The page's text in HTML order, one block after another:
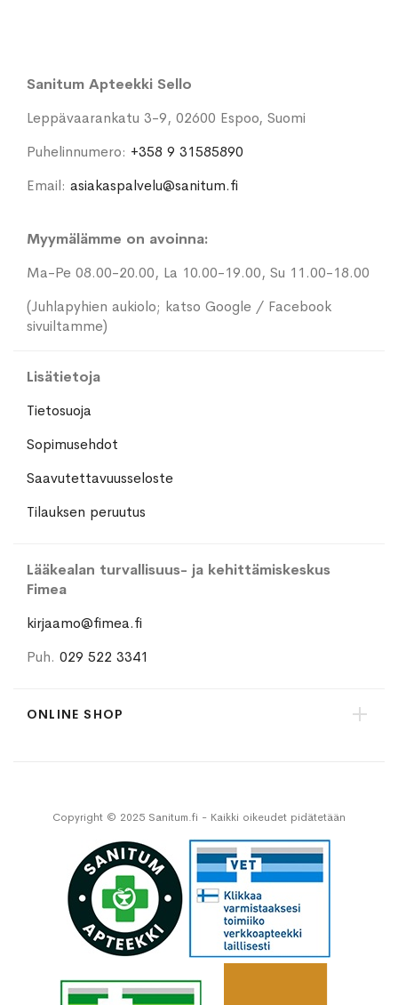
Sanitum Apteekki Sello
Leppävaarankatu 3-9, 02600 Espoo, Suomi
Puhelinnumero: +358 9 31585890
Email: asiakaspalvelu@sanitum.fi
Myymälämme on avoinna:
Ma-Pe 08.00-20.00, La 10.00-19.00, Su 11.00-18.00
(Juhlapyhien aukiolo; katso Google / Facebook
sivuiltamme)
Lisätietoja
Tietosuoja
Sopimusehdot
Saavutettavuusseloste
Tilauksen peruutus
Lääkealan turvallisuus- ja kehittämiskeskus
Fimea
kirjaamo@fimea.fi
Puh. 029 522 3341
ONLINE SHOP
Copyright © 2025 Sanitum.fi - Kaikki oikeudet pidätetään